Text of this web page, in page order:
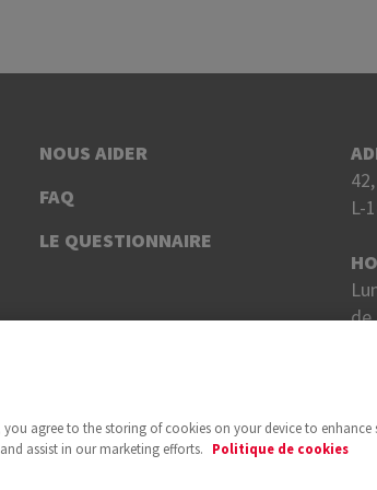
NOUS AIDER
FAQ
LE QUESTIONNAIRE
L-
de
you agree to the storing of cookies on your device to enhance
assist in our marketing efforts.
Politique de cookies